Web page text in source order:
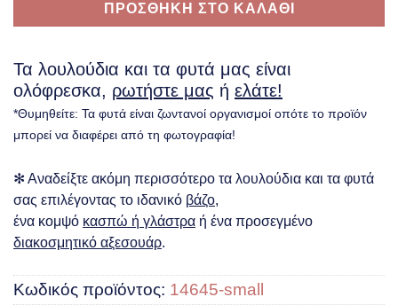
ΠΡΟΣΘΗΚΗ ΣΤΟ ΚΑΛΑΘΙ
Τα λουλούδια και τα φυτά μας είναι
ολόφρεσκα, ρωτήστε μας ή ελάτε!
*Θυμηθείτε: Τα φυτά είναι ζωντανοί οργανισμοί οπότε το προϊόν
μπορεί να διαφέρει από τη φωτογραφία!
✻ Αναδείξτε ακόμη περισσότερο τα λουλούδια και τα φυτά
σας επιλέγοντας το ιδανικό βάζο,
ένα κομψό κασπώ ή γλάστρα ή ένα προσεγμένο
διακοσμητικό αξεσουάρ.
Κωδικός προϊόντος: 14645-small